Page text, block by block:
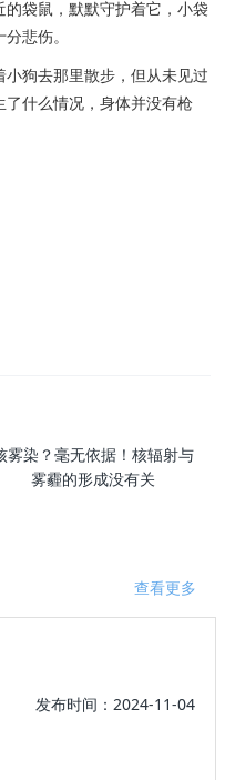
袋鼠，默默守护着它，小袋
悲伤。
狗去那里散步，但从未见过
什么情况，身体并没有枪
雾染？毫无依据！核辐射与
雾霾的形成没有关
查看更多
发布时间：2024-11-04